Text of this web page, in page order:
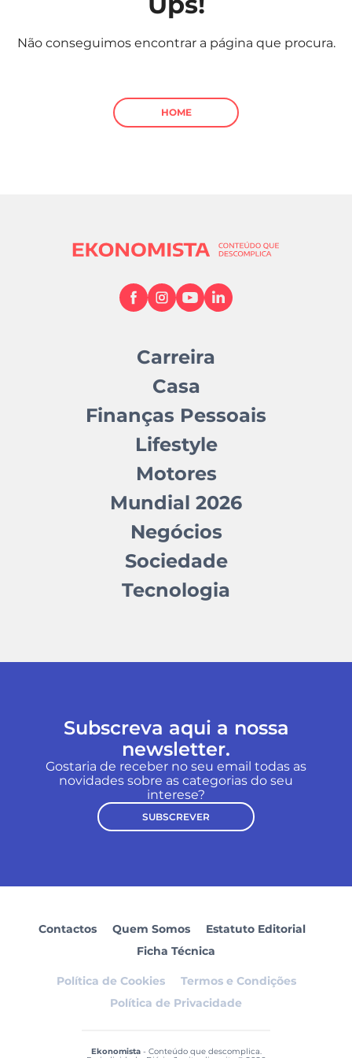
Mundial 2026
Não conseguimos encontrar a página que procura.
HOME
Carreira
Casa
Finanças Pessoais
Lifestyle
Motores
Mundial 2026
Negócios
Sociedade
Tecnologia
Subscreva aqui a nossa
newsletter.
Gostaria de receber no seu email todas as
novidades sobre as categorias do seu
interese?
SUBSCREVER
Contactos Quem Somos
Estatuto Editorial
Ficha Técnica
Política de Cookies
Termos e Condições
Política de Privacidade
Ekonomista- Conteúdo que descomplica.